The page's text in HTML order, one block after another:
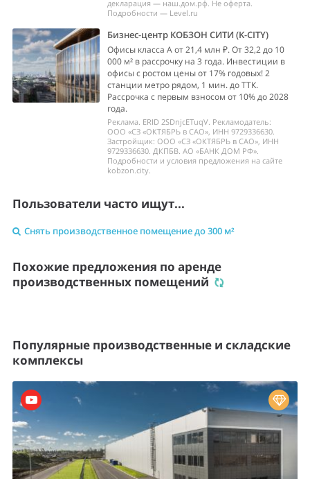
декларация — наш.дом.рф. Не оферта.
Подробности — Level.ru
Бизнес-центр КОБЗОН СИТИ (K-CITY)
Офисы класса А от 21,4 млн ₽. От 32,2 до 10
000 м² в рассрочку на 3 года. Инвестиции в
офисы с ростом цены от 17% годовых! 2
станции метро рядом, 1 мин. до ТТК.
Рассрочка с первым взносом от 10% до 2028
года.
Реклама. ERID 2SDnjcETuqV. Рекламодатель:
ООО «СЗ «ОКТЯБРЬ в САО», ИНН 9729336630.
Застройщик: ООО «СЗ «ОКТЯБРЬ в САО», ИНН
9729336630. ДКПБВ. АО «БАНК ДОМ РФ».
Подробности и условия предложения на сайте
kobzon.city.
Пользователи часто ищут...
Снять производственное помещение до 300 м²
Похожие предложения по аренде
производственных помещений
Популярные производственные и складские
комплексы